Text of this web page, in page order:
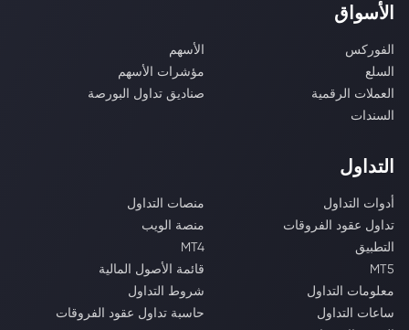
الأسواق
الفوركس
الأسهم
السلع
مؤشرات الأسهم
العملات الرقمية
صناديق تداول البورصة
السندات
التداول
أدوات التداول
منصات التداول
تداول عقود الفروقات
منصة الويب
التطبيق
MT4
MT5
قائمة الأصول المالية
معلومات التداول
شروط التداول
ساعات التداول
حاسبة تداول عقود الفروقات